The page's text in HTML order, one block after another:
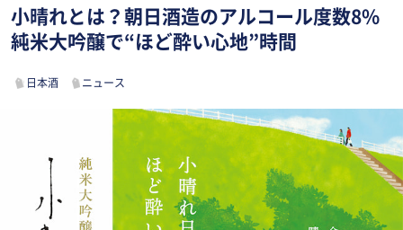
小晴れとは？朝日酒造のアルコール度数8%
純米大吟醸で“ほど酔い心地”時間
日本酒 ニュース